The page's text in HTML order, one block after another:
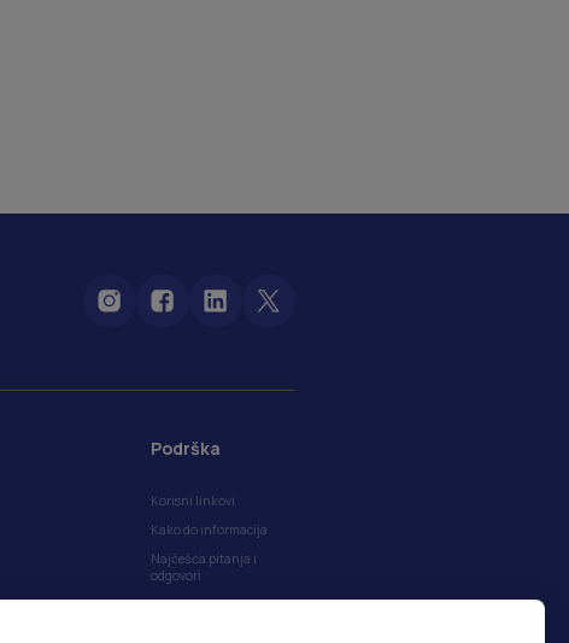
Podrška
Korisni linkovi
Kako do informacija
Najčešća pitanja i
odgovori
Politika privatnosti